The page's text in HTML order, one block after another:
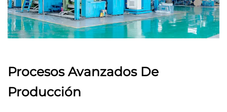
Procesos Avanzados De
Producción​